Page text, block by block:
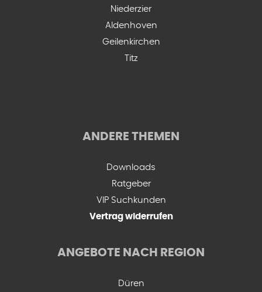
Niederzier
Aldenhoven
Geilenkirchen
Titz
ANDERE THEMEN
Downloads
Ratgeber
VIP Suchkunden
Vertrag widerrufen
ANGEBOTE NACH REGION
Düren